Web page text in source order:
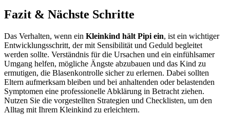
Fazit & Nächste Schritte
Das Verhalten, wenn ein Kleinkind hält Pipi ein, ist ein wichtiger
Entwicklungsschritt, der mit Sensibilität und Geduld begleitet
werden sollte. Verständnis für die Ursachen und ein einfühlsamer
Umgang helfen, mögliche Ängste abzubauen und das Kind zu
ermutigen, die Blasenkontrolle sicher zu erlernen. Dabei sollten
Eltern aufmerksam bleiben und bei anhaltenden oder belastenden
Symptomen eine professionelle Abklärung in Betracht ziehen.
Nutzen Sie die vorgestellten Strategien und Checklisten, um den
Alltag mit Ihrem Kleinkind zu erleichtern.